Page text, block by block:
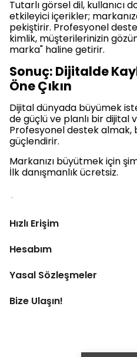
Tutarlı görsel dil, kullanıcı
etkileyici içerikler;
pekiştirir. Profesyonel
kimlik, müşterilerinizin
marka" haline getirir.
Sonuç: Dijitalde
Öne Çıkın
Dijital dünyada büyümek
de güçlü ve planlı bir dijital
Profesyonel destek almak,
güçlendirir.
Markanızı büyütmek için
İlk danışmanlık ücretsiz.
Hızlı Erişim
Hesabım
Yasal Sözleşmeler
Bize Ulaşın!